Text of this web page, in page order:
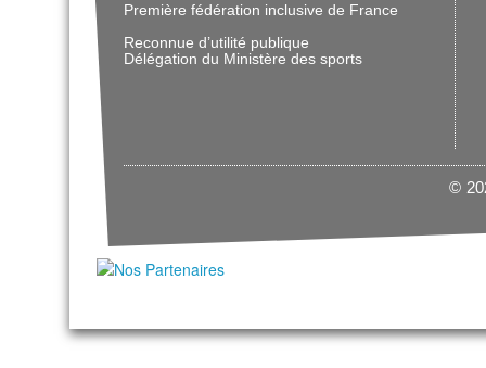
Première fédération inclusive de France
Reconnue d’utilité publique
Délégation du Ministère des sports
©